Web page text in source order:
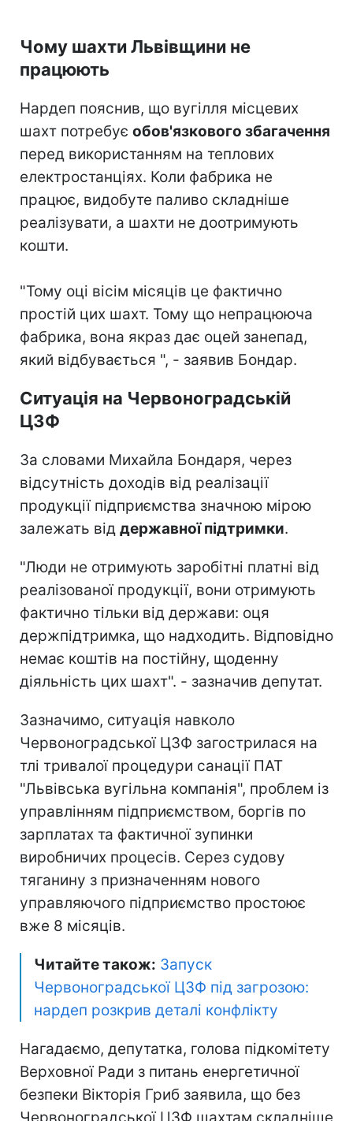
Чому шахти Львівщини не
працюють
Нардеп пояснив, що вугілля місцевих
шахт потребує обов'язкового збагачення
перед використанням на теплових
електростанціях. Коли фабрика не
працює, видобуте паливо складніше
реалізувати, а шахти не доотримують
кошти.
"Тому оці вісім місяців це фактично
простій цих шахт. Тому що непрацююча
фабрика, вона якраз дає оцей занепад,
який відбувається ", - заявив Бондар.
Ситуація на Червоноградській
ЦЗФ
За словами Михайла Бондаря, через
відсутність доходів від реалізації
продукції підприємства значною мірою
залежать від державної підтримки.
"Люди не отримують заробітні платні від
реалізованої продукції, вони отримують
фактично тільки від держави: оця
держпідтримка, що надходить. Відповідно
немає коштів на постійну, щоденну
діяльність цих шахт". - зазначив депутат.
Зазначимо, ситуація навколо
Червоноградської ЦЗФ загострилася на
тлі тривалої процедури санації ПАТ
"Львівська вугільна компанія", проблем із
управлінням підприємством, боргів по
зарплатах та фактичної зупинки
виробничих процесів. Серез судову
тяганину з призначенням нового
управляючого підприємство простоює
вже 8 місяців.
Читайте також: Запуск
Червоноградської ЦЗФ під загрозою:
нардеп розкрив деталі конфлікту
Нагадаємо, депутатка, голова підкомітету
Верховної Ради з питань енергетичної
безпеки Вікторія Гриб заявила, що без
Червоноградської ЦЗФ шахтам складніше